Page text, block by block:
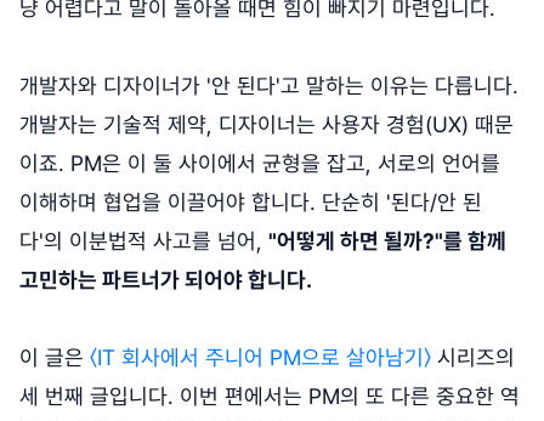
냥 어렵다고 말이 돌아올 때면 힘이 빠지기 마련입니다.
개발자와 디자이너가 '안 된다'고 말하는 이유는 다릅니다.
개발자는 기술적 제약, 디자이너는 사용자 경험(UX) 때문
이죠. PM은 이 둘 사이에서 균형을 잡고, 서로의 언어를
이해하며 협업을 이끌어야 합니다. 단순히 '된다/안 된
다'의 이분법적 사고를 넘어, "어떻게 하면 될까?"를 함께
고민하는 파트너가 되어야 합니다.
이 글은 〈IT 회사에서 주니어 PM으로 살아남기〉 시리즈의
세 번째 글입니다. 이번 편에서는 PM의 또 다른 중요한 역